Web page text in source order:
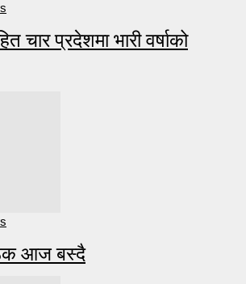
चार प्रदेशमा भारी वर्षाको
आज बस्दै